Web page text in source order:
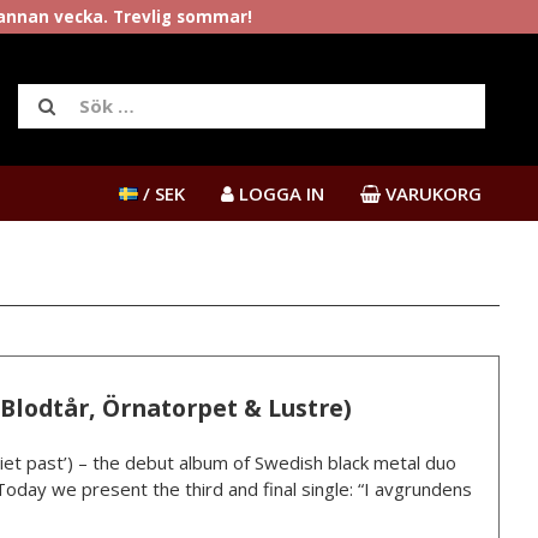
vecka. Trevlig sommar!
/ SEK LOGGA IN VARUKORG
Örnatorpet & Lustre)
past’) – the debut album of Swedish black metal duo
we present the third and final single: “I avgrundens